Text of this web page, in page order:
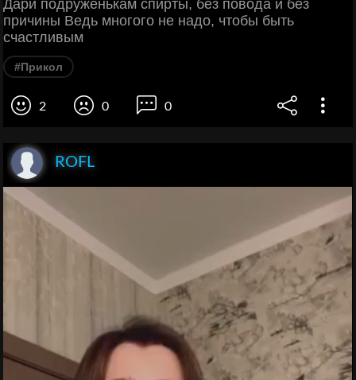
Дари подруженькам спирты, без повода и без
причины Ведь многого не надо, чтобы быть
счастливым
#Прикол
2 0 0
ROFL